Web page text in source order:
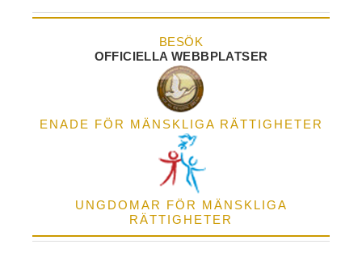
BESÖK
OFFICIELLA WEBBPLATSER
ENADE FÖR MÄNSKLIGA RÄTTIGHETER
UNGDOMAR FÖR MÄNSKLIGA
RÄTTIGHETER